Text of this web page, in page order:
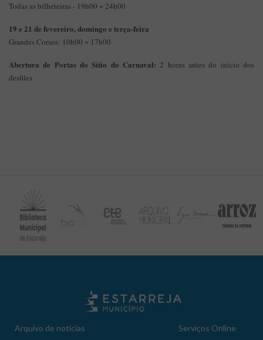
Todas as bilheteiras - 19h00 ~ 24h00
19 e 21 de fevereiro, domingo e terça-feira
Grandes Corsos: 10h00 ~ 17h00
Abertura de Portas do Sítio do Carnaval: 2 horas antes do início dos
desfiles
Arquivo de notícias
Serviços Online